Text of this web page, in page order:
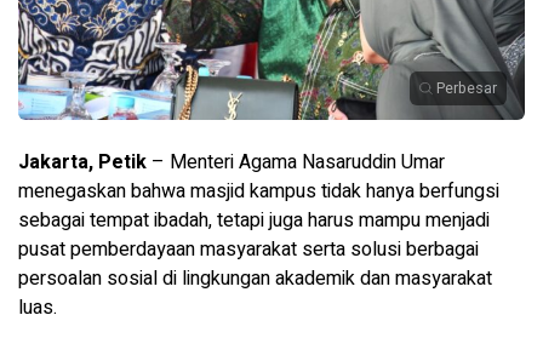
Perbesar
Jakarta, Petik – Menteri Agama Nasaruddin Umar
menegaskan bahwa masjid kampus tidak hanya berfungsi
sebagai tempat ibadah, tetapi juga harus mampu menjadi
pusat pemberdayaan masyarakat serta solusi berbagai
persoalan sosial di lingkungan akademik dan masyarakat
luas.